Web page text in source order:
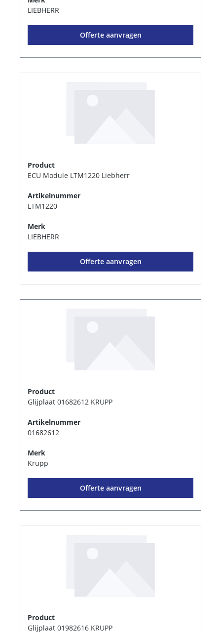
LIEBHERR
Offerte aanvragen
Product
ECU Module LTM1220 Liebherr
Artikelnummer
LTM1220
Merk
LIEBHERR
Offerte aanvragen
Product
Glijplaat 01682612 KRUPP
Artikelnummer
01682612
Merk
Krupp
Offerte aanvragen
Product
Glijplaat 01982616 KRUPP